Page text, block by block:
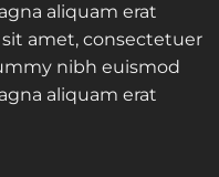
aliquam erat
amet, consectetuer
nibh euismod
aliquam erat